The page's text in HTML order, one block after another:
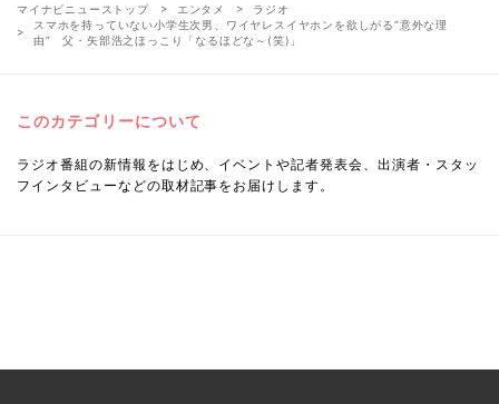
マイナビニューストップ エンタメ
ラジオ
スマホを持っていない小学生次男、ワイヤレスイヤホンを欲しがる“意外な理
由” 父・矢部浩之ほっこり「なるほどな～(笑)」
このカテゴリーについて
ラジオ番組の新情報をはじめ、イベントや記者発表会、出演者・スタッ
フインタビューなどの取材記事をお届けします。